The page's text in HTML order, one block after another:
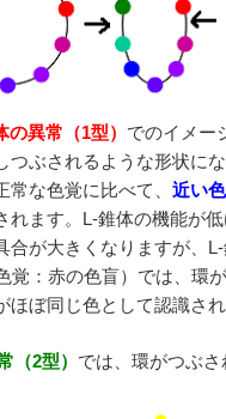
の異常（1型） でのイメー
つぶされるような形状に
常な色覚に比べて、 近い
れます。L-錐体の機能が低
合が大きくなりますが、
覚：赤の色盲）では、環
ほぼ同じ色として認識され
（2型） では、環がつぶ